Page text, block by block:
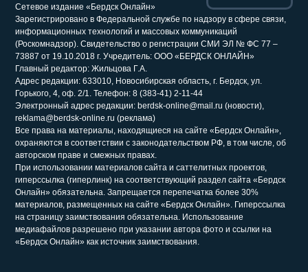
Сетевое издание «Бердск Онлайн»
Зарегистрировано в Федеральной службе по надзору в сфере связи,
информационных технологий и массовых коммуникаций
(Роскомнадзор). Свидетельство о регистрации СМИ ЭЛ № ФС 77 –
73887 от 19.10.2018 г. Учредитель: ООО «БЕРДСК ОНЛАЙН»
Главный редактор: Жильцова Г.А.
Адрес редакции: 633010, Новосибирская область, г. Бердск, ул.
Горького, 4, оф. 2/1. Телефон: 8 (383-41) 2-11-44
Электронный адрес редакции: berdsk-online@mail.ru (новости),
reklama@berdsk-online.ru (реклама)
Все права на материалы, находящиеся на сайте «Бердск Онлайн»,
охраняются в соответствии с законодательством РФ, в том числе, об
авторском праве и смежных правах.
При использовании материалов сайта и саттелитных проектов,
гиперссылка (гиперлинк) на соответствующий раздел сайта «Бердск
Онлайн» обязательна. Запрещается перепечатка более 30%
материалов, размещенных на сайте «Бердск Онлайн». Гиперссылка
на страницу заимствования обязательна. Использование
медиафайлов разрешено при указании автора фото и ссылки на
«Бердск Онлайн» как источник заимствования.